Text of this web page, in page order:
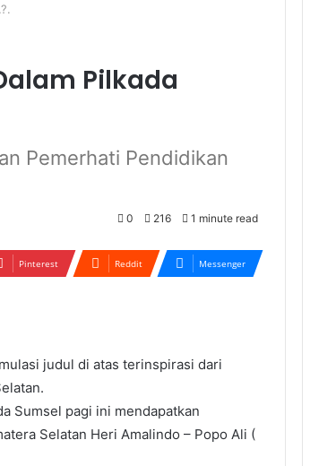
Pilkada
Pemerhati Pendidikan
0 216 1 minute read
Pinterest Reddit Messenger
judul di atas terinspirasi dari
Sumsel pagi ini mendapatkan
Selatan Heri Amalindo – Popo Ali (